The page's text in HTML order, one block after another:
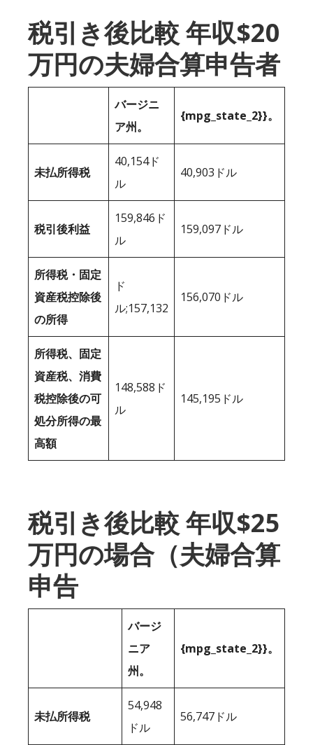
税引き後比較 年収$20
万円の夫婦合算申告者
バージニ
ア州。
{mpg_state_2}}。
未払所得税
40,154ド
ル
40,903ドル
税引後利益
159,846ド
ル
159,097ドル
所得税・固定
資産税控除後
の所得
ド
ル;157,132
156,070ドル
所得税、固定
資産税、消費
税控除後の可
処分所得の最
高額
148,588ド
ル
145,195ドル
税引き後比較 年収$25
万円の場合（夫婦合算
申告
バージ
ニア
州。
{mpg_state_2}}。
未払所得税
54,948
ドル
56,747ドル